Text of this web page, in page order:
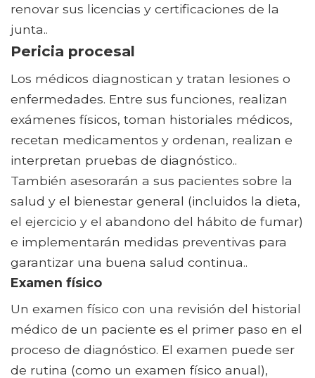
renovar sus licencias y certificaciones de la
junta..
Pericia procesal
Los médicos diagnostican y tratan lesiones o
enfermedades. Entre sus funciones, realizan
exámenes físicos, toman historiales médicos,
recetan medicamentos y ordenan, realizan e
interpretan pruebas de diagnóstico..
También asesorarán a sus pacientes sobre la
salud y el bienestar general (incluidos la dieta,
el ejercicio y el abandono del hábito de fumar)
e implementarán medidas preventivas para
garantizar una buena salud continua..
Examen físico
Un examen físico con una revisión del historial
médico de un paciente es el primer paso en el
proceso de diagnóstico. El examen puede ser
de rutina (como un examen físico anual),